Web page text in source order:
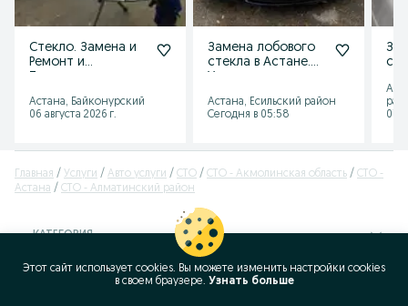
Стекло. Замена и
Ремонт и
Каспий.
Астана, Байконурский
06 августа 2026 г.
Замена лобового
стекла в Астане.
Астана, Есильский район
Сегодня в 05:58
07
Главная Услуги Авто услуги СТО СТО - Акмолинская область
СТО -
Астана
СТО - Алматинский район
КАТЕГОРИЯ
Этот сайт использует cookies. Вы можете изменить настройки cookies
в своeм браузере. Узнать больше